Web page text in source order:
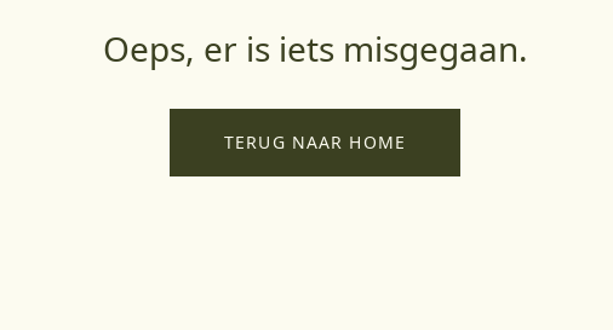
Oeps, er is iets misgegaan.
TERUG NAAR HOME